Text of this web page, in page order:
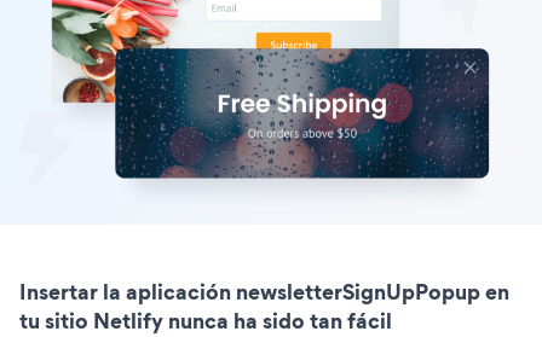
Insertar la aplicación newsletterSignUpPopup en
tu sitio Netlify nunca ha sido tan fácil